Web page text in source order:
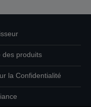
des produits
la Confidentialité